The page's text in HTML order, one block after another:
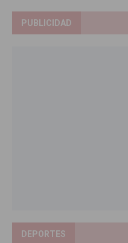
PUBLICIDAD
DEPORTES